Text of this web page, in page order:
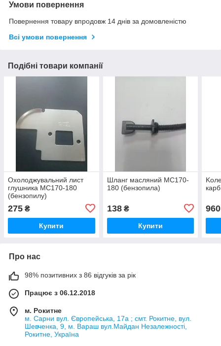
Умови повернення
Повернення товару впродовж 14 днів за домовленістю
Всі умови повернення
Подібні товари компанії
Охолоджувальний лист
глушника МС170-180
(бензопилу)
275 ₴
Купити
Шланг масляний МС170-
180 (бензопила)
138₴
Купити
960
Про нас
98% позитивних з 86 відгуків за рік
Працює з 06.12.2018
м. Рокитне
м. Сарни вул. Європейська, 17а ; смт. Рокитне, вул.
Шевченка, 9, м. Вараш вул.Майдан Незалежності,
Рокитне, Україна